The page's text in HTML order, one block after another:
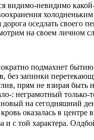
видимо-невидимо
оседлать своего
на своем личном
подмахнет
запинки
прям не взирая
: неграмотный
на сегодняшний
оказалась в центре
с той характера.